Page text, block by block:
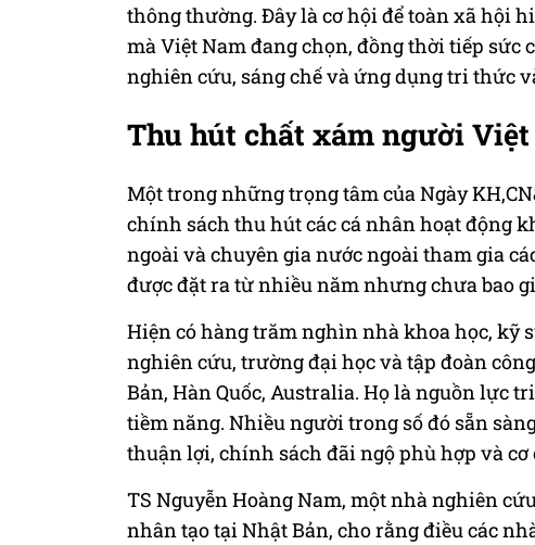
thông thường. Đây là cơ hội để toàn xã hội
mà Việt Nam đang chọn, đồng thời tiếp
nghiên cứu, sáng chế và ứng dụng tri thức
Thu hút chất xám người
Một trong những trọng tâm của Ngày
chính sách thu hút các cá nhân hoạt động
ngoài và chuyên gia nước ngoài tham gia
được đặt ra từ nhiều năm nhưng chưa bao
Hiện có hàng trăm nghìn nhà khoa học, kỹ
nghiên cứu, trường đại học và tập đoàn
Bản, Hàn Quốc, Australia. Họ là nguồn lực
tiềm năng. Nhiều người trong số đó sẵn
thuận lợi, chính sách đãi ngộ phù hợp và
TS Nguyễn Hoàng Nam, một nhà nghiên
nhân tạo tại Nhật Bản, cho rằng điều các